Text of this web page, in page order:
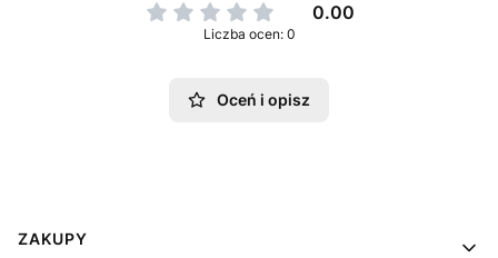
0.00
Liczba ocen: 0
Oceń i opisz
Linki w stopce
ZAKUPY